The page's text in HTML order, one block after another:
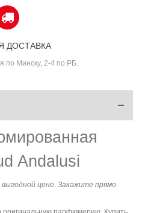
ДОСТАВКА
по Минску, 2-4 по РБ.
Andalusi
цене. Закажите прямо